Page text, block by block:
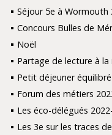
Séjour 5e à Wormouth
Concours Bulles de
Noël
Partage de lecture à
Petit déjeuner
Forum des métiers
Les éco-délégués
Les 3e sur les traces